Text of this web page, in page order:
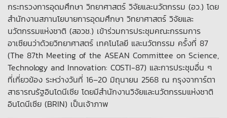
กระทรวงการอุดมศึกษา วิทยาศาสตร์ วิจัยและนวัตกรรม (อว.) โดย
สำนักงานสภานโยบายการอุดมศึกษา วิทยาศาสตร์ วิจัยและ
นวัตกรรมแห่งชาติ (สอวช.) เข้าร่วมการประชุมคณะกรรมการ
อาเซียนว่าด้วยวิทยาศาสตร์ เทคโนโลยี และนวัตกรรม ครั้งที่ 87
(The 87th Meeting of the ASEAN Committee on Science,
Technology and Innovation: COSTI-87) และการประชุมอื่น ๆ
ที่เกี่ยวข้อง ระหว่างวันที่ 16–20 มิถุนายน 2568 ณ กรุงจาการ์ตา
สาธารณรัฐอินโดนีเซีย โดยมีสำนักงานวิจัยและนวัตกรรมแห่งชาติ
อินโดนีเซีย (BRIN) เป็นเจ้าภาพ